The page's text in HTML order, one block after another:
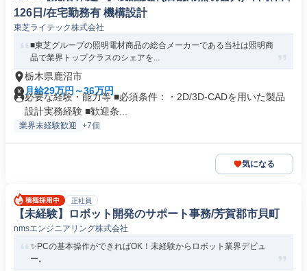
126日/在宅勤務有 機構設計
東芝ライテック株式会社
■東芝グループの照明電材商品の総合メーカーである当社は照明商
品で業界トップクラスのシェアを...
栃木県鹿沼市
月給29万円～36万円
必要な経験・能力等 ■必須条件：・2D/3D-CADを用いた製品
設計実務経験 ■歓迎条...
業界未経験歓迎 +7個
気になる
正社員
【未経験】ロボット開発のサポート事務/芳賀郡市貝町
nmsエンジニアリング株式会社
✨PCの基本操作ができればOK！未経験からロボット業界デビュ
ー。